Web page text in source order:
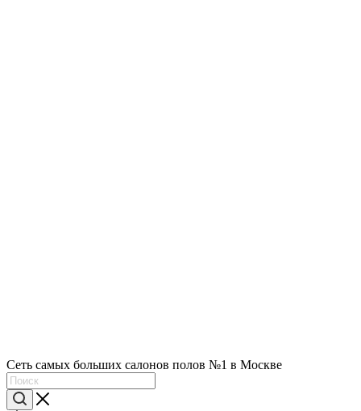
Сеть самых больших салонов полов №1 в Москве